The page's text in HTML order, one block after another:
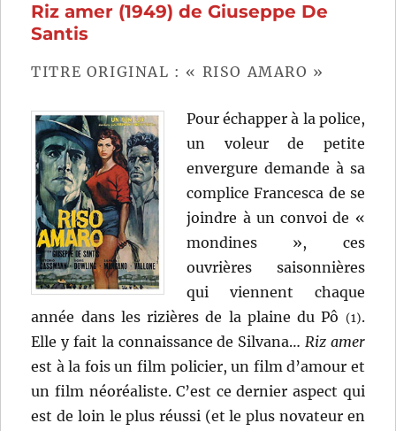
Riz amer (1949) de Giuseppe De
Santis
TITRE ORIGINAL : « RISO AMARO »
Pour échapper à la police,
un voleur de petite
envergure demande à sa
complice Francesca de se
joindre à un convoi de «
mondines », ces
ouvrières saisonnières
qui viennent chaque
année dans les rizières de la plaine du Pô (1).
Elle y fait la connaissance de Silvana… Riz amer
est à la fois un film policier, un film d’amour et
un film néoréaliste. C’est ce dernier aspect qui
est de loin le plus réussi (et le plus novateur en